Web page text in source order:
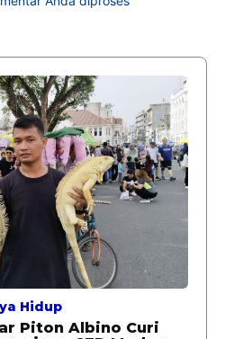
Hidup
Piton Albino Curi